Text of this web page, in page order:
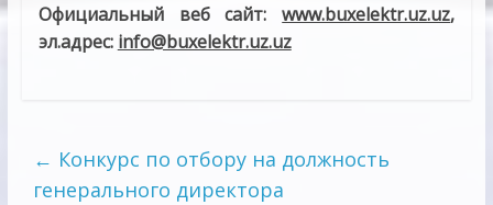
Официальный веб сайт:www.buxelektr.uz.uz,
эл.адрес: info@buxelektr.uz.uz
← Конкурс по отбору на должность
генерального директора